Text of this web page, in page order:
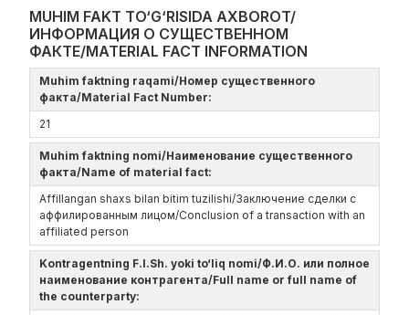
MUHIM FAKT TO‘G‘RISIDA AXBOROT/
ИНФОРМАЦИЯ О СУЩЕСТВЕННОМ
ФАКТЕ/MATERIAL FACT INFORMATION
Muhim faktning raqami/Номер существенного
факта/Material Fact Number:
21
Muhim faktning nomi/Наименование существенного
факта/Name of material fact:
Affillangan shaxs bilan bitim tuzilishi/Заключение сделки с
аффилированным лицом/Conclusion of a transaction with an
affiliated person
Kontragentning F.I.Sh. yoki to‘liq nomi/Ф.И.О. или полное
наименование контрагента/Full name or full name of
the counterparty: